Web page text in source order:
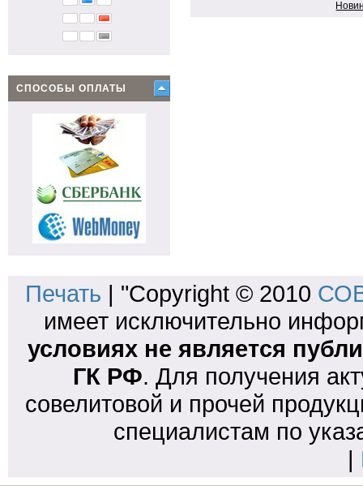
СПОСОБЫ ОПЛАТЫ
Печать | "Copyright © 2010
имеет исключительно
условиях не является
ГК РФ. Для получения
совелитовой и прочей
специалистам по
|